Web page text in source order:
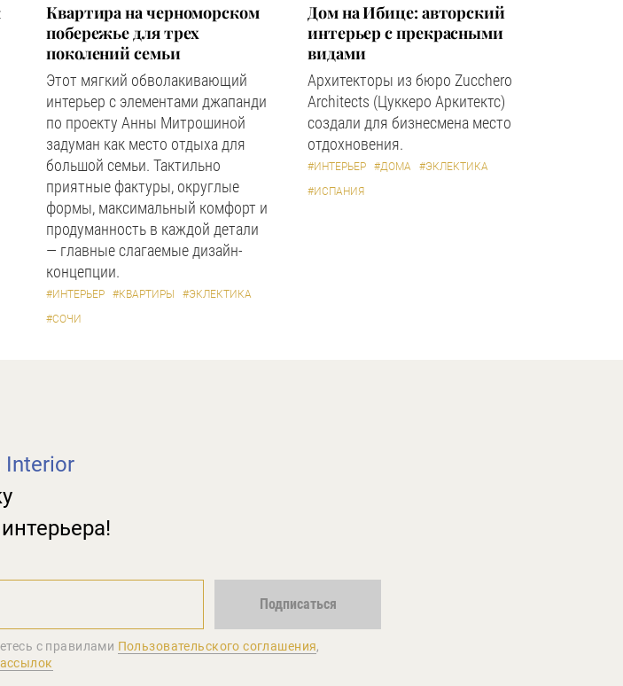
Квартира на черноморском
побережье для трех
поколений семьи
Этот мягкий обволакивающий
интерьер с элементами джапанди
по проекту Анны Митрошиной
задуман как место отдыха для
большой семьи. Тактильно
приятные фактуры, округлые
формы, максимальный комфорт и
продуманность в каждой детали
— главные слагаемые дизайн-
концепции.
#ИНТЕРЬЕР #КВАРТИРЫ
#ЭКЛЕКТИКА
#СОЧИ
Дом на Ибице: авторский
интерьер с прекрасными
видами
Архитекторы из бюро Zucchero
Architects (Цуккеро Аркитектс)
создали для бизнесмена место
отдохновения.
#ИНТЕРЬЕР #ДОМА
#ЭКЛЕКТИКА
#ИСПАНИЯ
Interior
Подписаться
с правилами Пользовательского соглашения,